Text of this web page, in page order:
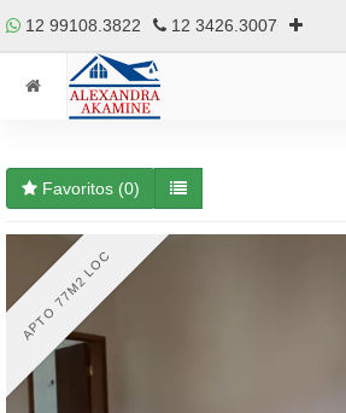
12 99108.3822 12 3426.3007
Favoritos (0)
APTO 77M2 LOC